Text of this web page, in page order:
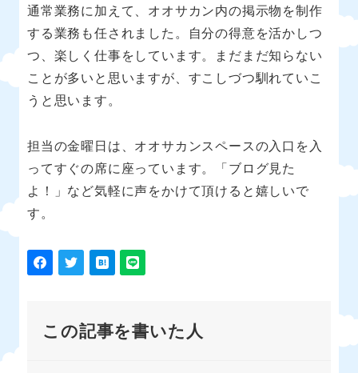
通常業務に加えて、オオサカン内の掲示物を制作
する業務も任されました。自分の得意を活かしつ
つ、楽しく仕事をしています。まだまだ知らない
ことが多いと思いますが、すこしづつ馴れていこ
うと思います。
担当の金曜日は、オオサカンスペースの入口を入
ってすぐの席に座っています。「ブログ見た
よ！」など気軽に声をかけて頂けると嬉しいで
す。
この記事を書いた人